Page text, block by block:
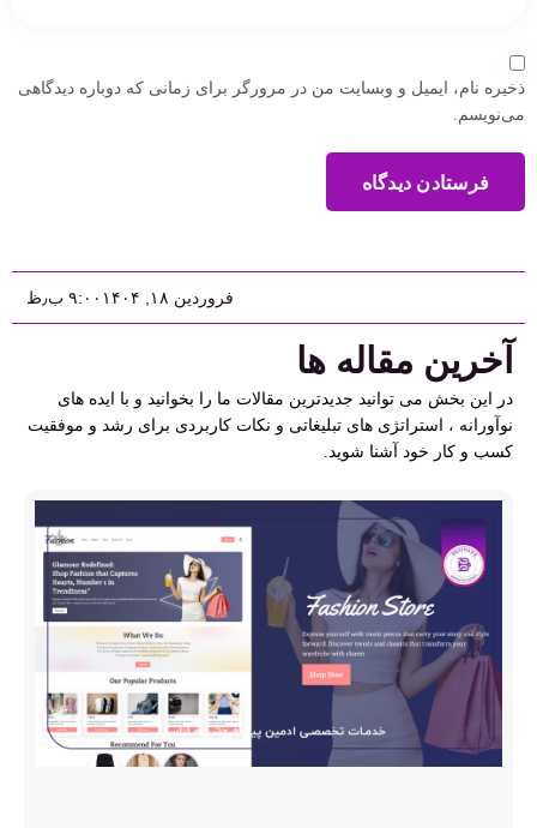
ذخیره نام، ایمیل و وبسایت من در مرورگر برای زمانی که دوباره دیدگاهی
می‌نویسم.
فرستادن دیدگاه
فروردین ۱۸, ۱۴۰۴ ۹:۰۰ ب٫ظ
آخرین مقاله ها
در این بخش می توانید جدیدترین مقالات ما را بخوانید و با ایده های
نوآورانه ، استراتژی های تبلیغاتی و نکات کاربردی برای رشد و موفقیت
کسب و کار خود آشنا شوید.